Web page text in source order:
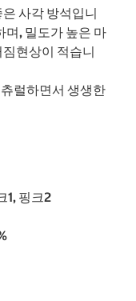
사각 방석입니
며, 밀도가 높은 마
현상이 적습니
럴하면서 생생한
1, 핑크2